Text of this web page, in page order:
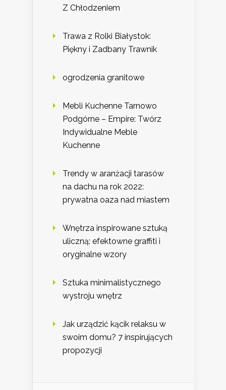
Z Chłodzeniem
Trawa z Rolki Białystok:
Piękny i Zadbany Trawnik
ogrodzenia granitowe
Mebli Kuchenne Tarnowo
Podgórne – Empire: Twórz
Indywidualne Meble
Kuchenne
Trendy w aranżacji tarasów
na dachu na rok 2022:
prywatna oaza nad miastem
Wnętrza inspirowane sztuką
uliczną: efektowne graffiti i
oryginalne wzory
Sztuka minimalistycznego
wystroju wnętrz
Jak urządzić kącik relaksu w
swoim domu? 7 inspirujących
propozycji